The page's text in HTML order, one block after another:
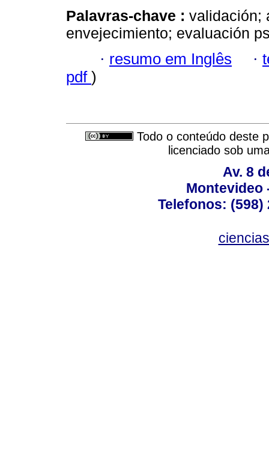
Palavras-chave : validación;
envejecimiento; evaluación
· resumo em Inglês ·
pdf )
Todo o conteúdo deste
licenciado sob
Av. 8
Montevideo
Telefonos: (598)